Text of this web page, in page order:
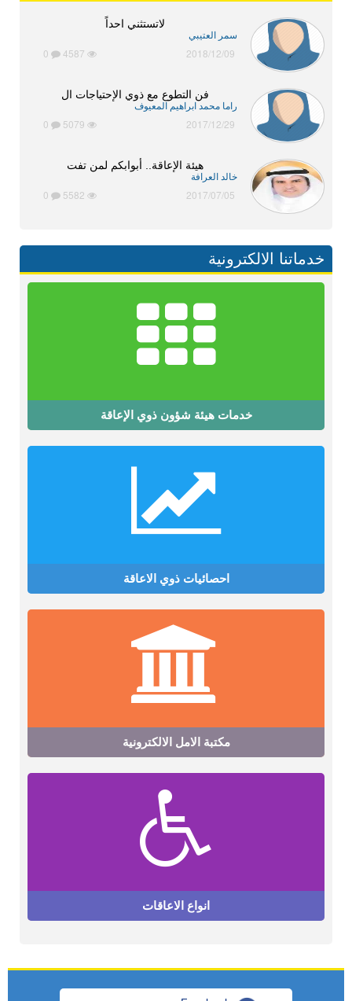
لاتستثني احداً
سمر العتيبي
2018/12/09
فن التطوع مع ذوي الإحتياجات ال
راما محمد ابراهيم المعيوف
2017/12/29
هيئة الإعاقة.. أبوابكم لمن تفت
خالد العرافة
2017/07/05
خدماتنا الالكترونية
خدمات هيئة شؤون ذوي الإعاقة
احصائيات ذوي الاعاقة
مكتبة الامل الالكترونية
انواع الاعاقات